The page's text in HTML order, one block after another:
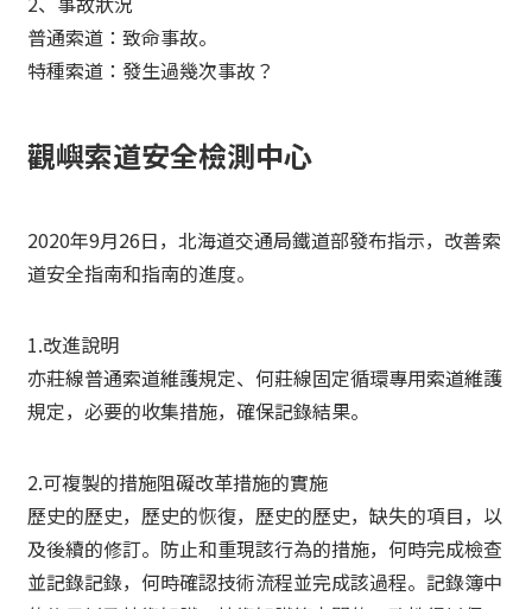
普通索道：致命事故。
特種索道：發生過幾次事故？
觀嶼索道安全檢測中心
2020年9月26日，北海道交通局鐵道部發布指示，改善索
道安全指南和指南的進度。
1.改進說明
亦莊線普通索道維護規定、何莊線固定循環專用索道維護
規定，必要的收集措施，確保記錄結果。
2.可複製的措施阻礙改革措施的實施
歷史的歷史，歷史的恢復，歷史的歷史，缺失的項目，以
及後續的修訂。防止和重現該行為的措施，何時完成檢查
並記錄記錄，何時確認技術流程並完成該過程。記錄簿中